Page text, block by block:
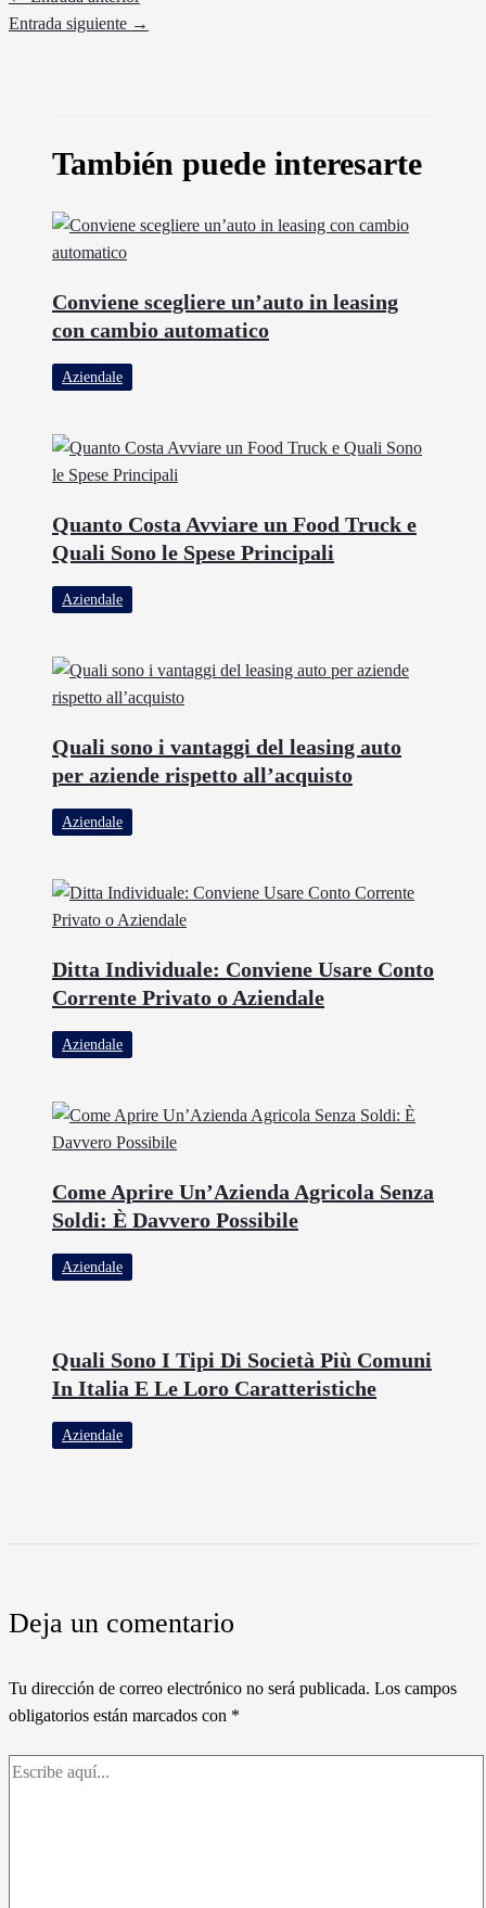
Entrada siguiente →
También puede interesarte
Conviene scegliere un’auto in leasing
con cambio automatico
Aziendale
Quanto Costa Avviare un Food Truck e
Quali Sono le Spese Principali
Aziendale
Quali sono i vantaggi del leasing auto
per aziende rispetto all’acquisto
Aziendale
Ditta Individuale: Conviene Usare Conto
Corrente Privato o Aziendale
Aziendale
Come Aprire Un’Azienda Agricola Senza
Soldi: È Davvero Possibile
Aziendale
Quali Sono I Tipi Di Società Più Comuni
In Italia E Le Loro Caratteristiche
Aziendale
Deja un comentario
Tu dirección de correo electrónico no será publicada. Los campos
obligatorios están marcados con *
Escribe